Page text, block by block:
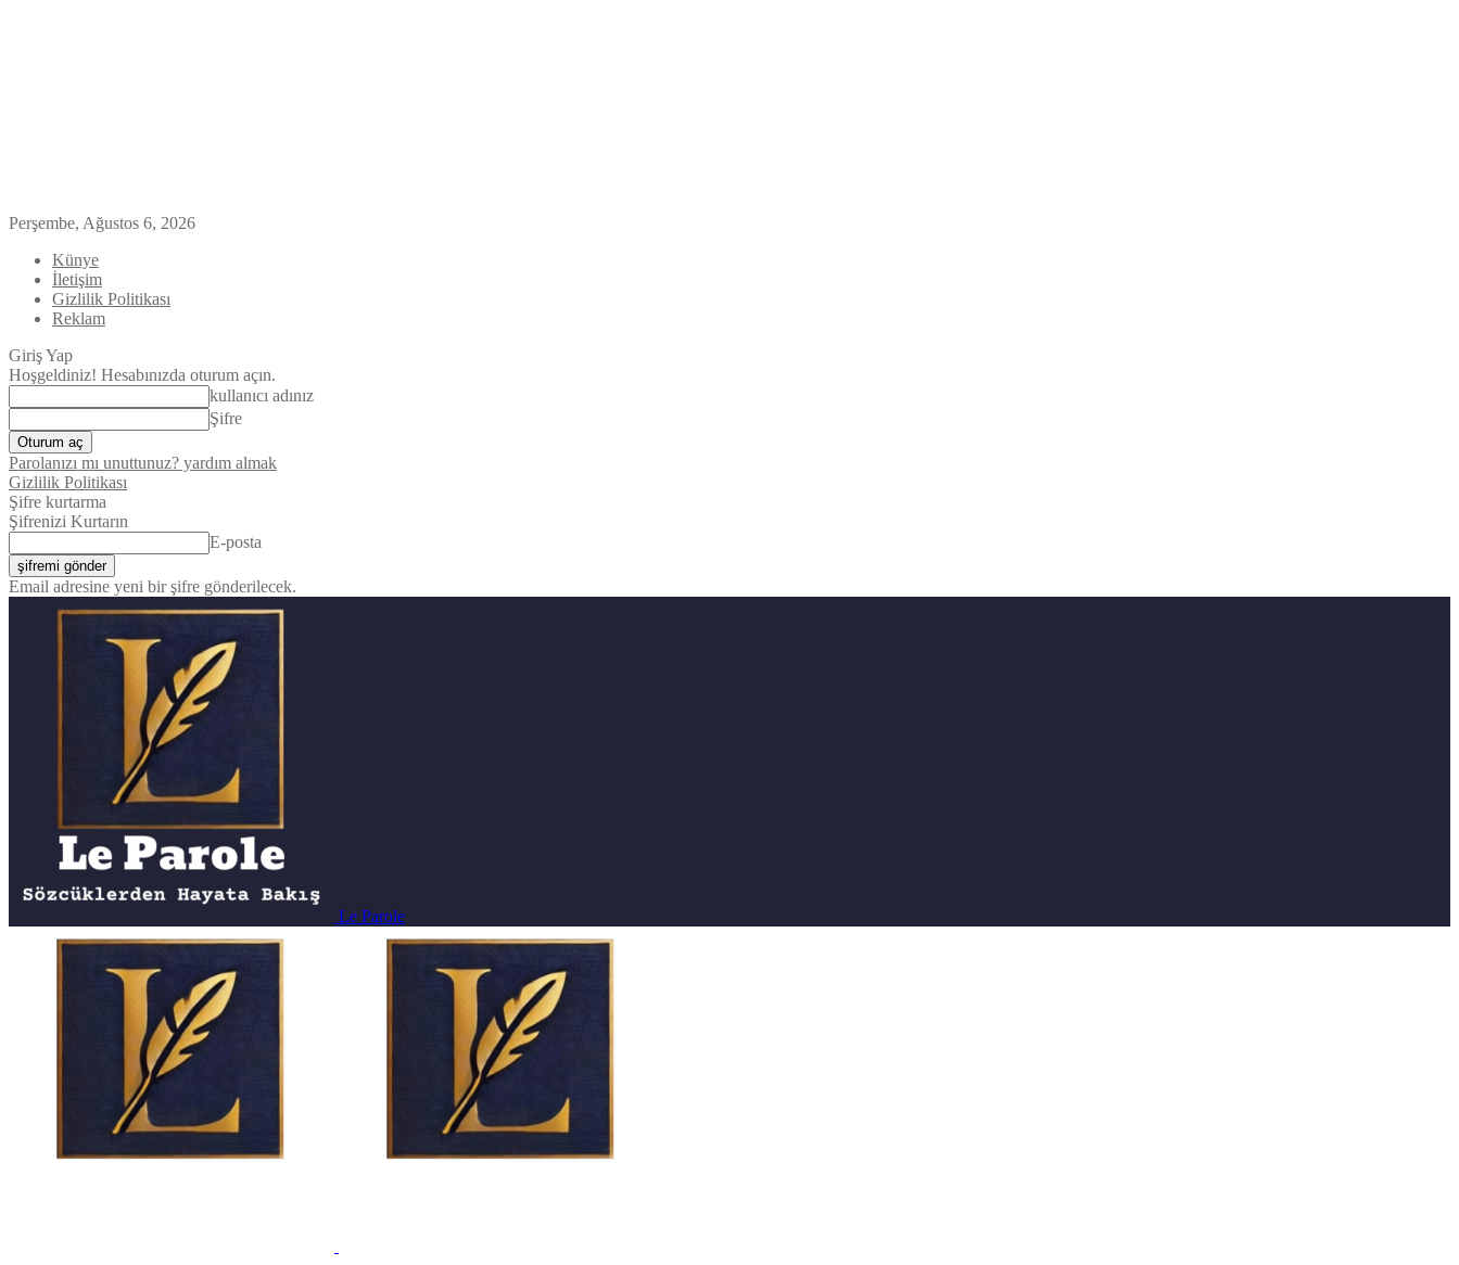
Perşembe, Ağustos 6, 2026
Künye
İletişim
Gizlilik Politikası
Reklam
Giriş Yap
Hoşgeldiniz! Hesabınızda oturum açın.
kullanıcı adınız
Şifre
Parolanızı mı unuttunuz? yardım almak
Gizlilik Politikası
Şifre kurtarma
Şifrenizi Kurtarın
E-posta
Email adresine yeni bir şifre gönderilecek.
Le Parole